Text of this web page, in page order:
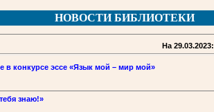
НОВОСТИ БИБЛИОТЕКИ
На 29.03.2023:
в конкурсе эссе «Язык мой – мир мой»
знаю!»